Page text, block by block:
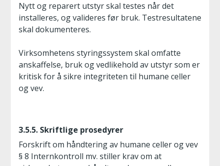
Nytt og reparert utstyr skal testes når det
installeres, og valideres før bruk. Testresultatene
skal dokumenteres.
Virksomhetens styringssystem skal omfatte
anskaffelse, bruk og vedlikehold av utstyr som er
kritisk for å sikre integriteten til humane celler
og vev.
3.5.5. Skriftlige prosedyrer
Forskrift om håndtering av humane celler og vev
§ 8 Internkontroll mv. stiller krav om at